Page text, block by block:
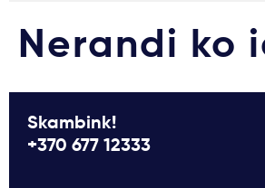
Nerandi ko
Skambink!
+370 677 12333